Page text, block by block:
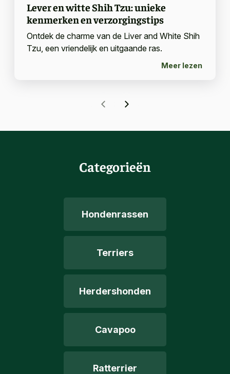
Lever en witte Shih Tzu: unieke
kenmerken en verzorgingstips
Ontdek de charme van de Liver and White Shih
Tzu, een vriendelijk en uitgaande ras.
Meer lezen
Categorieën
Hondenrassen
Terriers
Herdershonden
Cavapoo
Ratterrier